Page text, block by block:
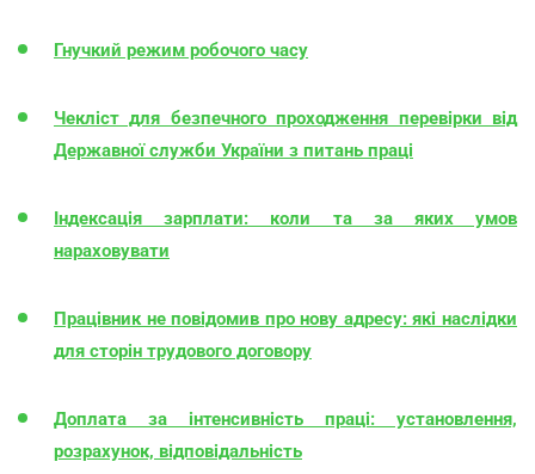
Гнучкий режим робочого часу
Чекліст для безпечного проходження перевірки від
Державної служби України з питань праці
Індексація зарплати: коли та за яких умов
нараховувати
Працівник не повідомив про нову адресу: які наслідки
для сторін трудового договору
Доплата за інтенсивність праці: установлення,
розрахунок, відповідальність